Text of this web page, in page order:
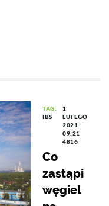
TAG:
IBS
1
LUTEGO
2021
09:21
4816
Co
zastąpi
węgiel